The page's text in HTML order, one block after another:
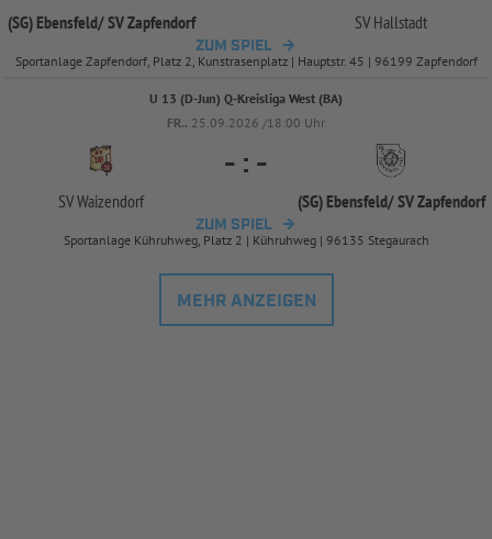
(SG) Ebensfeld/SV Zapfendorf SV Hallstadt
ZUM SPIEL
Sportanlage Zapfendorf, Platz 2, Kunstrasenplatz | Hauptstr. 45 | 96199 Zapfendorf
U 13 (D-Jun) Q-Kreisliga West (BA)
FR.. 25.09.2026 /18:00 Uhr
SV Waizendorf
- : -
(SG) Ebensfeld/SV Zapfendorf
ZUM SPIEL
Sportanlage Kühruhweg, Platz 2 | Kühruhweg | 96135 Stegaurach
MEHR ANZEIGEN